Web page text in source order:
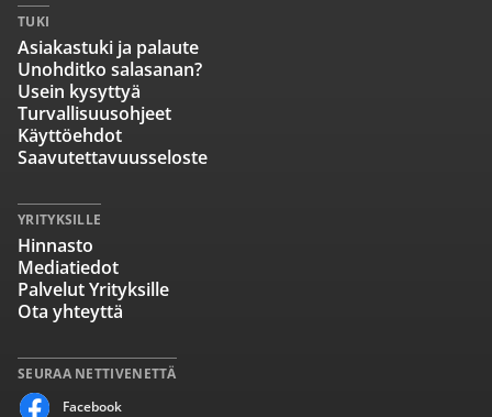
SEURAA NETTIVENETTÄ
Facebook
TUKI
Asiakastuki ja palaute
Unohditko salasanan?
Usein kysyttyä
Turvallisuusohjeet
Käyttöehdot
Saavutettavuusseloste
YRITYKSILLE
Hinnasto
Mediatiedot
Palvelut Yrityksille
Ota yhteyttä